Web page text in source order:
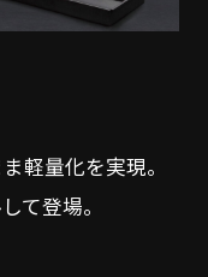
軽量化を実現。
て登場。